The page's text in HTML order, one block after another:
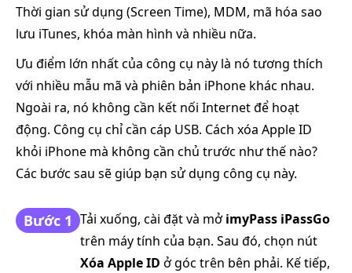
Thời gian sử dụng (Screen Time), MDM, mã hóa sao
lưu iTunes, khóa màn hình và nhiều nữa.
Ưu điểm lớn nhất của công cụ này là nó tương thích
với nhiều mẫu mã và phiên bản iPhone khác nhau.
Ngoài ra, nó không cần kết nối Internet để hoạt
động. Công cụ chỉ cần cáp USB. Cách xóa Apple ID
khỏi iPhone mà không cần chủ trước như thế nào?
Các bước sau sẽ giúp bạn sử dụng công cụ này.
Bước 1 Tải xuống, cài đặt và mởimyPass iPassGo
trên máy tính của bạn. Sau đó, chọn nút
Xóa Apple ID ở góc trên bên phải. Kế tiếp,